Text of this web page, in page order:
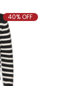
40% OFF